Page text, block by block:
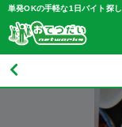
単発OKの手軽な1日バイト探し